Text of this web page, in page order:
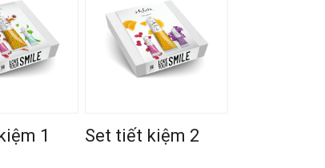
1 Set tiết kiệm 2